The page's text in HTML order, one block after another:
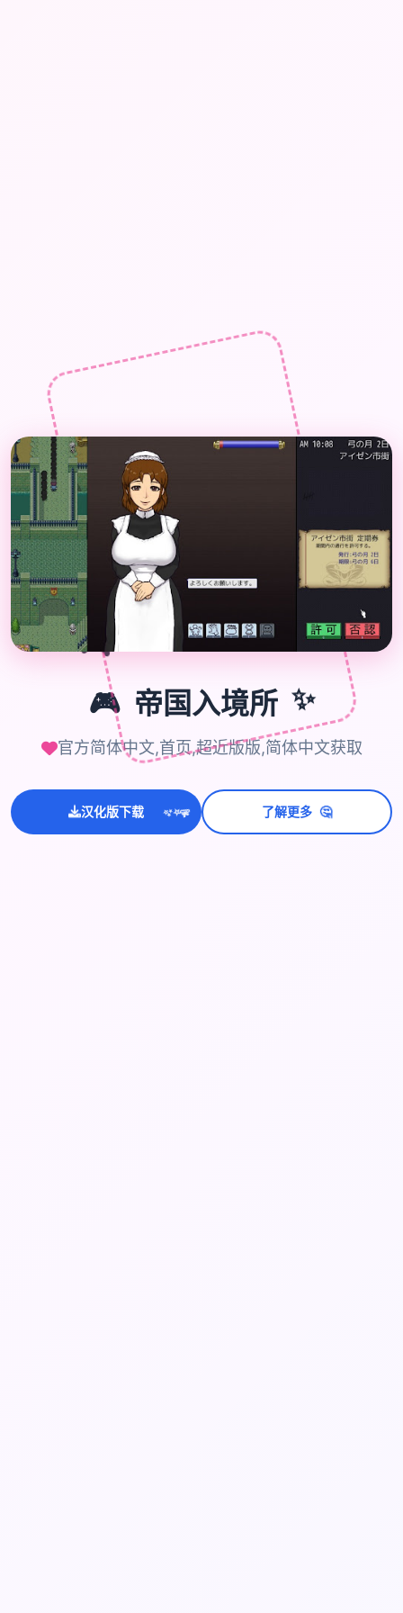
🎮
🎮 帝国入境所 ✨
官方简体中文,首页,超近版版,简体中文获取
汉化版下载 ✨⭐💫 了解更多 🤔